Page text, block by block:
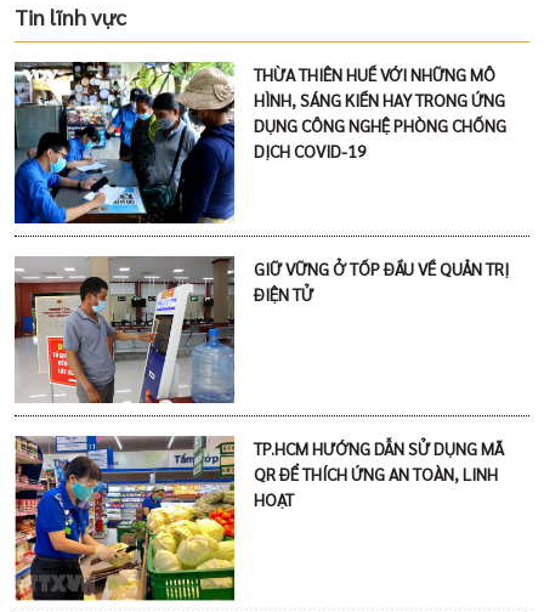
Tin lĩnh vực
THỪA THIÊN HUẾ VỚI NHỮNG MÔ
HÌNH, SÁNG KIẾN HAY TRONG ỨNG
DỤNG CÔNG NGHỆ PHÒNG CHỐNG
DỊCH COVID-19
GIỮ VỮNG Ở TỐP ĐẦU VỀ QUẢN TRỊ
ĐIỆN TỬ
TP.HCM HƯỚNG DẪN SỬ DỤNG MÃ
QR ĐỂ THÍCH ỨNG AN TOÀN, LINH
HOẠT